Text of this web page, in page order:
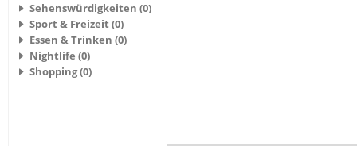
Sehenswürdigkeiten (0)
Sport & Freizeit (0)
Essen & Trinken (0)
Nightlife (0)
Shopping (0)